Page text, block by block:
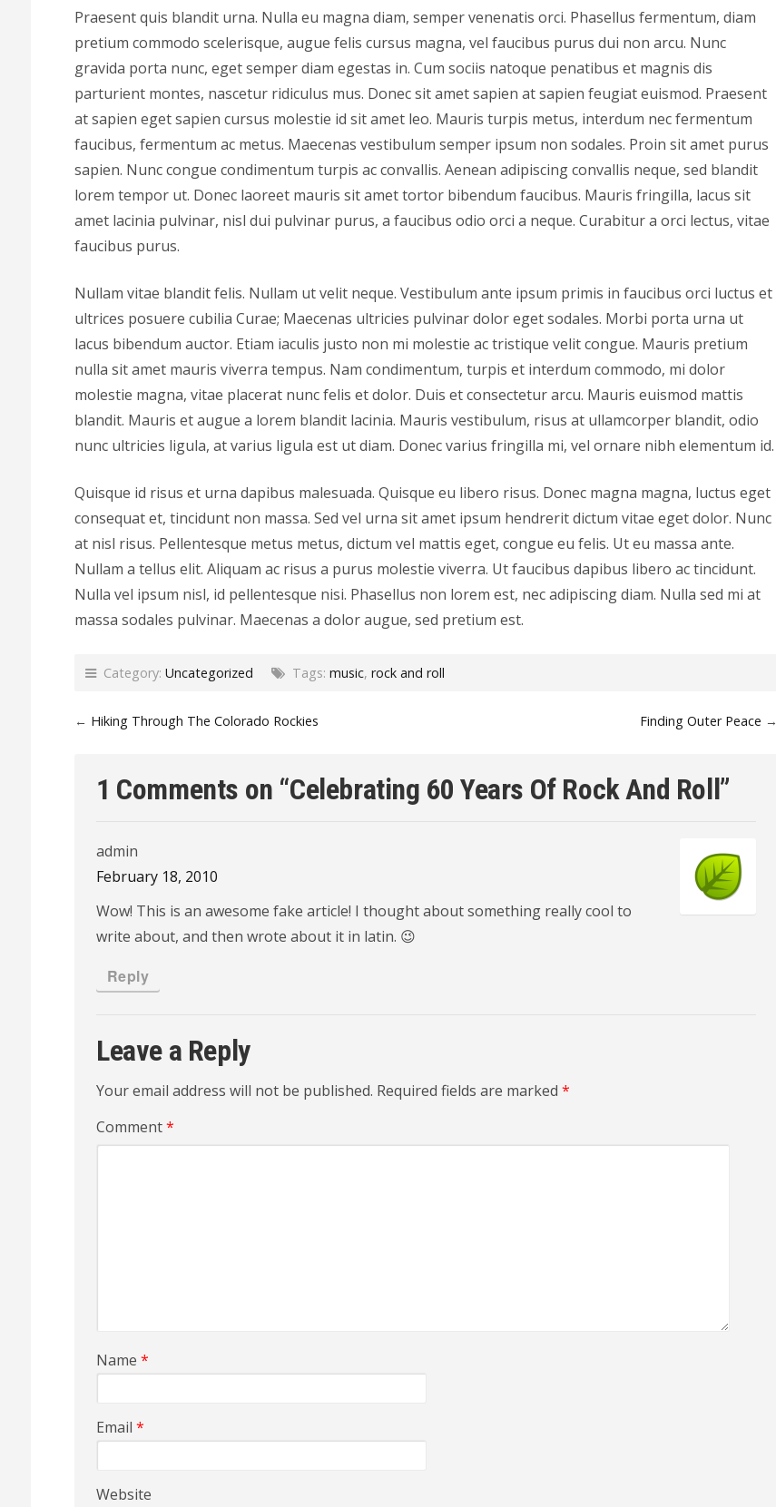
Praesent quis blandit urna. Nulla eu magna diam, semper venenatis orci. Phasellus fermentum, diam
pretium commodo scelerisque, augue felis cursus magna, vel faucibus purus dui non arcu. Nunc
gravida porta nunc, eget semper diam egestas in. Cum sociis natoque penatibus et magnis dis
parturient montes, nascetur ridiculus mus. Donec sit amet sapien at sapien feugiat euismod. Praesent
at sapien eget sapien cursus molestie id sit amet leo. Mauris turpis metus, interdum nec fermentum
faucibus, fermentum ac metus. Maecenas vestibulum semper ipsum non sodales. Proin sit amet purus
sapien. Nunc congue condimentum turpis ac convallis. Aenean adipiscing convallis neque, sed blandit
lorem tempor ut. Donec laoreet mauris sit amet tortor bibendum faucibus. Mauris fringilla, lacus sit
amet lacinia pulvinar, nisl dui pulvinar purus, a faucibus odio orci a neque. Curabitur a orci lectus, vitae
faucibus purus.
Nullam vitae blandit felis. Nullam ut velit neque. Vestibulum ante ipsum primis in faucibus orci luctus et
ultrices posuere cubilia Curae; Maecenas ultricies pulvinar dolor eget sodales. Morbi porta urna ut
lacus bibendum auctor. Etiam iaculis justo non mi molestie ac tristique velit congue. Mauris pretium
nulla sit amet mauris viverra tempus. Nam condimentum, turpis et interdum commodo, mi dolor
molestie magna, vitae placerat nunc felis et dolor. Duis et consectetur arcu. Mauris euismod mattis
blandit. Mauris et augue a lorem blandit lacinia. Mauris vestibulum, risus at ullamcorper blandit, odio
nunc ultricies ligula, at varius ligula est ut diam. Donec varius fringilla mi, vel ornare nibh elementum id.
Quisque id risus et urna dapibus malesuada. Quisque eu libero risus. Donec magna magna, luctus eget
consequat et, tincidunt non massa. Sed vel urna sit amet ipsum hendrerit dictum vitae eget dolor. Nunc
at nisl risus. Pellentesque metus metus, dictum vel mattis eget, congue eu felis. Ut eu massa ante.
Nullam a tellus elit. Aliquam ac risus a purus molestie viverra. Ut faucibus dapibus libero ac tincidunt.
Nulla vel ipsum nisl, id pellentesque nisi. Phasellus non lorem est, nec adipiscing diam. Nulla sed mi at
massa sodales pulvinar. Maecenas a dolor augue, sed pretium est.
Category: Uncategorized Tags: music, rock and roll
← Hiking Through The Colorado Rockies Finding Outer Peace →
1 Comments on “Celebrating 60 Years Of Rock And Roll”
admin
February 18, 2010
Wow! This is an awesome fake article! I thought about something really cool to
write about, and then wrote about it in latin. 😉
Reply
Leave a Reply
Your email address will not be published. Required fields are marked *
Comment*
Name *
Email *
Website